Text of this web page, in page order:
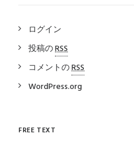
ログイン
投稿のRSS
コメントのRSS
WordPress.org
FREE TEXT